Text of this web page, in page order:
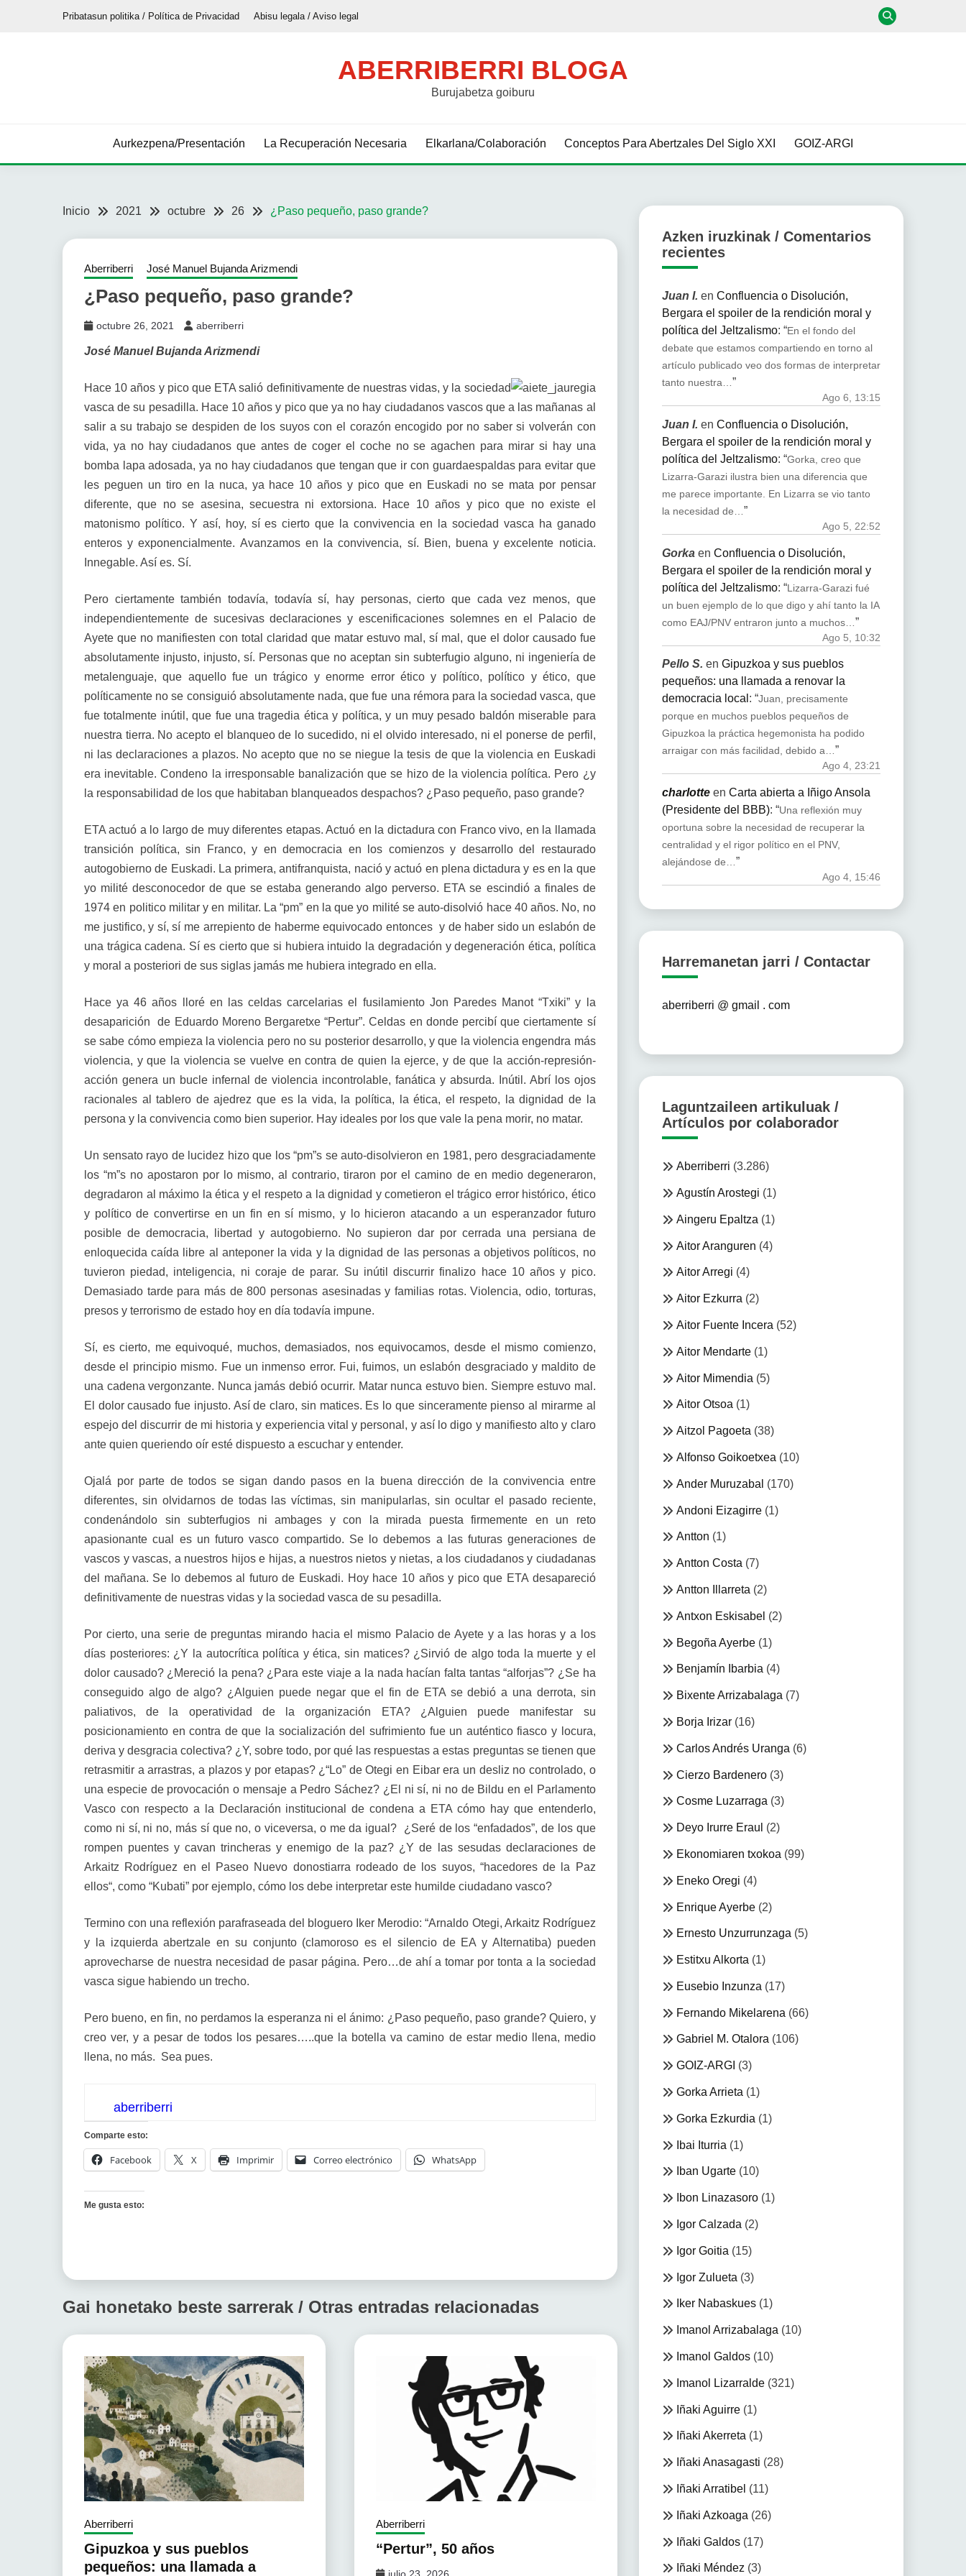
Pribatasun politika / Política de Privacidad Abisu legala / Aviso legal
ABERRIBERRI BLOGA
Burujabetza goiburu
Aurkezpena/Presentación La Recuperación Necesaria Elkarlana/Colaboración Conceptos Para Abertzales Del Siglo XXI GOIZ-ARGI
Inicio 2021 octubre 26 ¿Paso pequeño, paso grande?
Aberriberri José Manuel Bujanda Arizmendi
¿Paso pequeño, paso grande?
octubre 26, 2021 aberriberri
José Manuel Bujanda Arizmendi
Hace 10 años y pico que ETA salió definitivamente de nuestras vidas, y la sociedad
vasca de su pesadilla. Hace 10 años y pico que ya no hay ciudadanos vascos que a las mañanas al
salir a su trabajo se despiden de los suyos con el corazón encogido por no saber si volverán con
vida, ya no hay ciudadanos que antes de coger el coche no se agachen para mirar si hay una
bomba lapa adosada, ya no hay ciudadanos que tengan que ir con guardaespaldas para evitar que
les peguen un tiro en la nuca, ya hace 10 años y pico que en Euskadi no se mata por pensar
diferente, que no se asesina, secuestra ni extorsiona. Hace 10 años y pico que no existe el
matonismo político. Y así, hoy, sí es cierto que la convivencia en la sociedad vasca ha ganado
enteros y exponencialmente. Avanzamos en la convivencia, sí. Bien, buena y excelente noticia.
Innegable. Así es. Sí.
Pero ciertamente también todavía, todavía sí, hay personas, cierto que cada vez menos, que
independientemente de sucesivas declaraciones y escenificaciones solemnes en el Palacio de
Ayete que no manifiesten con total claridad que matar estuvo mal, sí mal, que el dolor causado fue
absolutamente injusto, injusto, sí. Personas que no aceptan sin subterfugio alguno, ni ingeniería de
metalenguaje, que aquello fue un trágico y enorme error ético y político, político y ético, que
políticamente no se consiguió absolutamente nada, que fue una rémora para la sociedad vasca, que
fue totalmente inútil, que fue una tragedia ética y política, y un muy pesado baldón miserable para
nuestra tierra. No acepto el blanqueo de lo sucedido, ni el olvido interesado, ni el ponerse de perfil,
ni las declaraciones a plazos. No acepto que no se niegue la tesis de que la violencia en Euskadi
era inevitable. Condeno la irresponsable banalización que se hizo de la violencia política. Pero ¿y
la responsabilidad de los que habitaban blanqueados despachos? ¿Paso pequeño, paso grande?
ETA actuó a lo largo de muy diferentes etapas. Actuó en la dictadura con Franco vivo, en la llamada
transición política, sin Franco, y en democracia en los comienzos y desarrollo del restaurado
autogobierno de Euskadi. La primera, antifranquista, nació y actuó en plena dictadura y es en la que
yo milité desconocedor de que se estaba generando algo perverso. ETA se escindió a finales de
1974 en politico militar y en militar. La “pm” en la que yo milité se auto-disolvió hace 40 años. No, no
me justifico, y sí, sí me arrepiento de haberme equivocado entonces y de haber sido un eslabón de
una trágica cadena. Sí es cierto que si hubiera intuido la degradación y degeneración ética, política
y moral a posteriori de sus siglas jamás me hubiera integrado en ella.
Hace ya 46 años lloré en las celdas carcelarias el fusilamiento Jon Paredes Manot “Txiki” y la
desaparición de Eduardo Moreno Bergaretxe “Pertur”. Celdas en donde percibí que ciertamente sí
se sabe cómo empieza la violencia pero no su posterior desarrollo, y que la violencia engendra más
violencia, y que la violencia se vuelve en contra de quien la ejerce, y de que la acción-represión-
acción genera un bucle infernal de violencia incontrolable, fanática y absurda. Inútil. Abrí los ojos
racionales al tablero de ajedrez que es la vida, la política, la ética, el respeto, la dignidad de la
persona y la convivencia como bien superior. Hay ideales por los que vale la pena morir, no matar.
Un sensato rayo de lucidez hizo que los “pm”s se auto-disolvieron en 1981, pero desgraciadamente
los “m”s no apostaron por lo mismo, al contrario, tiraron por el camino de en medio degeneraron,
degradaron al máximo la ética y el respeto a la dignidad y cometieron el trágico error histórico, ético
y político de convertirse en un fin en sí mismo, y lo hicieron atacando a un esperanzador futuro
posible de democracia, libertad y autogobierno. No supieron dar por cerrada una persiana de
enloquecida caída libre al anteponer la vida y la dignidad de las personas a objetivos políticos, no
tuvieron piedad, inteligencia, ni coraje de parar. Su inútil discurrir finalizo hace 10 años y pico.
Demasiado tarde para más de 800 personas asesinadas y familias rotas. Violencia, odio, torturas,
presos y terrorismo de estado hoy en día todavía impune.
Sí, es cierto, me equivoqué, muchos, demasiados, nos equivocamos, desde el mismo comienzo,
desde el principio mismo. Fue un inmenso error. Fui, fuimos, un eslabón desgraciado y maldito de
una cadena vergonzante. Nunca jamás debió ocurrir. Matar nunca estuvo bien. Siempre estuvo mal.
El dolor causado fue injusto. Así de claro, sin matices. Es lo que sinceramente pienso al mirarme al
espejo del discurrir de mi historia y experiencia vital y personal, y así lo digo y manifiesto alto y claro
ante quien queriendo oír esté dispuesto a escuchar y entender.
Ojalá por parte de todos se sigan dando pasos en la buena dirección de la convivencia entre
diferentes, sin olvidarnos de todas las víctimas, sin manipularlas, sin ocultar el pasado reciente,
condenándolo sin subterfugios ni ambages y con la mirada puesta firmemente en un reto
apasionante cual es un futuro vasco compartido. Se lo debemos a las futuras generaciones de
vascos y vascas, a nuestros hijos e hijas, a nuestros nietos y nietas, a los ciudadanos y ciudadanas
del mañana. Se lo debemos al futuro de Euskadi. Hoy hace 10 años y pico que ETA desapareció
definitivamente de nuestras vidas y la sociedad vasca de su pesadilla.
Por cierto, una serie de preguntas mirando hacia el mismo Palacio de Ayete y a las horas y a los
días posteriores: ¿Y la autocrítica política y ética, sin matices? ¿Sirvió de algo toda la muerte y el
dolor causado? ¿Mereció la pena? ¿Para este viaje a la nada hacían falta tantas “alforjas”? ¿Se ha
conseguido algo de algo? ¿Alguien puede negar que el fin de ETA se debió a una derrota, sin
paliativos, de la operatividad de la organización ETA? ¿Alguien puede manifestar su
posicionamiento en contra de que la socialización del sufrimiento fue un auténtico fiasco y locura,
deriva y desgracia colectiva? ¿Y, sobre todo, por qué las respuestas a estas preguntas se tienen que
retrasmitir a arrastras, a plazos y por etapas? ¿“Lo” de Otegi en Eibar era un desliz no controlado, o
una especie de provocación o mensaje a Pedro Sáchez? ¿El ni sí, ni no de Bildu en el Parlamento
Vasco con respecto a la Declaración institucional de condena a ETA cómo hay que entenderlo,
como ni sí, ni no, más sí que no, o viceversa, o me da igual? ¿Seré de los “enfadados”, de los que
rompen puentes y cavan trincheras y enemigo de la paz? ¿Y de las sesudas declaraciones de
Arkaitz Rodríguez en el Paseo Nuevo donostiarra rodeado de los suyos, “hacedores de la Paz
ellos“, como “Kubati” por ejemplo, cómo los debe interpretar este humilde ciudadano vasco?
Termino con una reflexión parafraseada del bloguero Iker Merodio: “Arnaldo Otegi, Arkaitz Rodríguez
y la izquierda abertzale en su conjunto (clamoroso es el silencio de EA y Alternatiba) pueden
aprovecharse de nuestra necesidad de pasar página. Pero…de ahí a tomar por tonta a la sociedad
vasca sigue habiendo un trecho.
Pero bueno, en fin, no perdamos la esperanza ni el ánimo: ¿Paso pequeño, paso grande? Quiero, y
creo ver, y a pesar de todos los pesares…..que la botella va camino de estar medio llena, medio
llena, no más. Sea pues.
aberriberri
Comparte esto:
Facebook X Imprimir Correo electrónico WhatsApp
Me gusta esto:
Gai honetako beste sarrerak / Otras entradas relacionadas
Aberriberri
Gipuzkoa y sus pueblos
pequeños: una llamada a
Aberriberri
“Pertur”, 50 años
Azken iruzkinak / Comentarios
recientes
Juan I. en Confluencia o Disolución,
Bergara el spoiler de la rendición moral y
política del Jeltzalismo: “En el fondo del
debate que estamos compartiendo en torno al
artículo publicado veo dos formas de interpretar
tanto nuestra…”
Ago 6, 13:15
Juan I. en Confluencia o Disolución,
Bergara el spoiler de la rendición moral y
política del Jeltzalismo: “Gorka, creo que
Lizarra-Garazi ilustra bien una diferencia que
me parece importante. En Lizarra se vio tanto
la necesidad de… ”
Ago 5, 22:52
Gorkaen Confluencia o Disolución,
Bergara el spoiler de la rendición moral y
política del Jeltzalismo: “Lizarra-Garazi fué
un buen ejemplo de lo que digo y ahí tanto la IA
como EAJ/PNV entraron junto a muchos… ”
Ago 5, 10:32
Pello S. en Gipuzkoa y sus pueblos
pequeños: una llamada a renovar la
democracia local : “Juan, precisamente
porque en muchos pueblos pequeños de
Gipuzkoa la práctica hegemonista ha podido
arraigar con más facilidad, debido a…”
Ago 4, 23:21
charlotteen Carta abierta a Iñigo Ansola
(Presidente del BBB): “Una reflexión muy
oportuna sobre la necesidad de recuperar la
centralidad y el rigor político en el PNV,
alejándose de…”
Ago 4, 15:46
Harremanetan jarri / Contactar
aberriberri @ gmail . com
Laguntzaileen artikuluak /
Artículos por colaborador
Aberriberri (3.286)
Agustín Arostegi (1)
Aingeru Epaltza (1)
Aitor Aranguren (4)
Aitor Arregi (4)
Aitor Ezkurra (2)
Aitor Fuente Incera (52)
Aitor Mendarte(1)
Aitor Mimendia (5)
Aitor Otsoa (1)
Aitzol Pagoeta (38)
Alfonso Goikoetxea (10)
Ander Muruzabal (170)
Andoni Eizagirre(1)
Antton (1)
Antton Costa (7)
Antton Illarreta (2)
Antxon Eskisabel (2)
Begoña Ayerbe(1)
Benjamín Ibarbia (4)
Bixente Arrizabalaga (7)
Borja Irizar(16)
Carlos Andrés Uranga (6)
Cierzo Bardenero(3)
Cosme Luzarraga (3)
Deyo Irurre Eraul (2)
Ekonomiaren txokoa (99)
Eneko Oregi (4)
Enrique Ayerbe(2)
Ernesto Unzurrunzaga (5)
Estitxu Alkorta (1)
Eusebio Inzunza (17)
Fernando Mikelarena (66)
Gabriel M. Otalora(106)
GOIZ-ARGI (3)
Gorka Arrieta (1)
Gorka Ezkurdia (1)
Ibai Iturria (1)
Iban Ugarte(10)
Ibon Linazasoro(1)
Igor Calzada (2)
Igor Goitia (15)
Igor Zulueta (3)
Iker Nabaskues(1)
Imanol Arrizabalaga (10)
Imanol Galdos(10)
Imanol Lizarralde(321)
Iñaki Aguirre(1)
Iñaki Akerreta(1)
Iñaki Anasagasti (28)
Iñaki Arratibel (11)
Iñaki Azkoaga (26)
Iñaki Galdos(17)
Iñaki Méndez(3)